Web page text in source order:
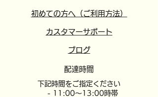
初めての方へ（ご利用方法）
カスタマーサポート
​ブログ
配達時間
​下記時間をご指定ください
- 11:00～13:00時帯